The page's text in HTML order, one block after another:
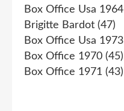
Box Office Usa 1964
Brigitte Bardot (47)
Box Office Usa 1973
Box Office 1970 (45)
Box Office 1971 (43)